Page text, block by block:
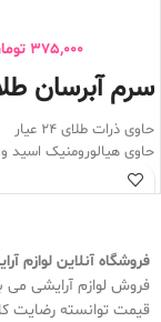
375,000
سرم آبرسان
حاوی ذرات طلای 24 عیار
حاوی هیالورومنیک اسید و
ضد چروک و آب رسان
حاوی خواص آنتی
فروشگاه آنلاین لوازم
فروش لوازم آرایشی می
قیمت توانسته رضایت